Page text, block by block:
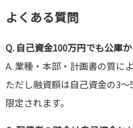
よくある質問
Q. 自己資金100万円でも公庫
A. 業種・本部・計画書の質に
ただし融資額は自己資金の3
限定されます。